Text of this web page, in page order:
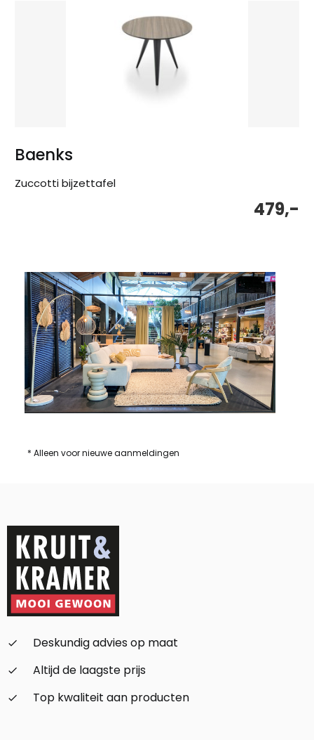
Baenks
Zuccotti bijzettafel
479,-
* Alleen voor nieuwe aanmeldingen
check_small
Deskundig advies op maat
check_small
Altijd de laagste prijs
check_small
Top kwaliteit aan producten